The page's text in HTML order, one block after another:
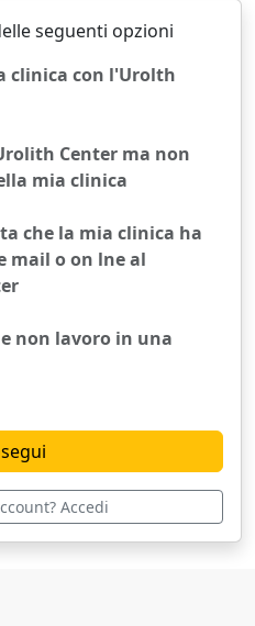
seguenti opzioni
clinica con l'Urolth
Center ma non
mia clinica
che la mia clinica ha
mail o on lne al
non lavoro in una
Accedi